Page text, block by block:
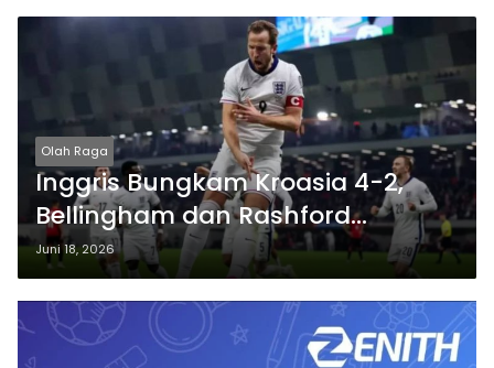
Olah Raga
Inggris Bungkam Kroasia 4-2,
Bellingham dan Rashford
Pastikan Tiga Poin di Grup L
Juni 18, 2026